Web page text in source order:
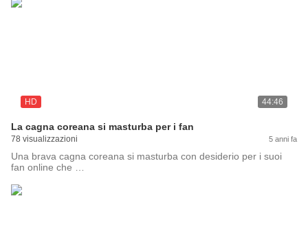
HD 44:46
La cagna coreana si masturba per i fan
78 visualizzazioni 5 anni fa
Una brava cagna coreana si masturba con desiderio per i suoi
fan online che …